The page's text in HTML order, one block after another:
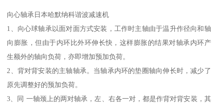
向心轴承日本哈默纳科谐波减速机
1、向心球轴承以面对面方式安装，工作时主轴由于温升作径向和轴
向膨胀，但由于内环比外环伸长快，这样膨胀的结果对轴承内环产
生额外的轴向负荷，亦即增加预加负荷。
2、背对背安装的主轴轴承。当轴承内环的垫圈轴向伸长时，减少了
原先调整好的预加负荷。
3、同 一轴颈上的两对轴承，左、右各一对，都是作背对背安装，其